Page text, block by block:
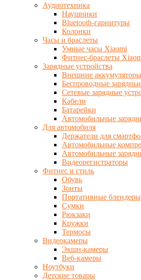
Аудиотехника
Наушники
Bluetooth-гарнитуры
Колонки
Часы и браслеты
Умные часы Xiaomi
Фитнес-браслеты
Зарядные устройства
Внешние аккумуляторы
Беспроводные
Сетевые зарядные
Кабели
Батарейки
Автомобильные
Для автомобиля
Держатели для
Автомобильные
Автомобильные
Видеорегистраторы
Фитнес и стиль
Обувь
Зонты
Портативные блендеры
Сумки
Рюкзаки
Кружки
Термосы
Видеокамеры
Экшн-камеры
Веб-камеры
Ноутбуки
Детские товары